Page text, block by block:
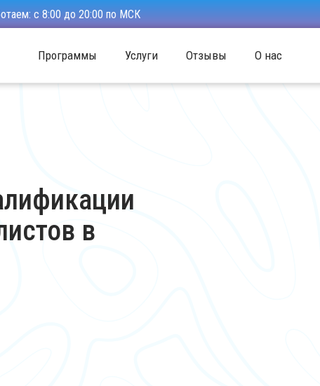
с 8:00 до 20:00 по МСК
Программы Услуги Отзывы О нас
в